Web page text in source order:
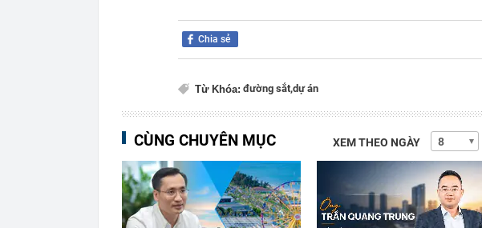
Chia sẻ
Từ Khóa: đường sắt,dự án
CÙNG CHUYÊN MỤC XEM THEO NGÀY